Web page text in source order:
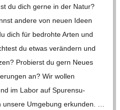
du dich gerne in der Natur?
andere von neuen Ideen
dich für bedrohte Arten und
du etwas ver­än­dern und
Pro­bierst du gern Neues
an? Wir wol­len
im Labor auf Spu­ren­su­
Umge­bung erkun­den. …